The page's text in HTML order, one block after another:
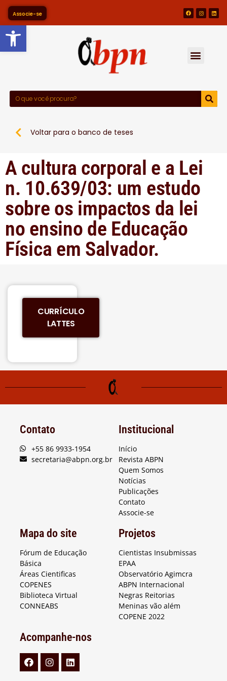
Barra de Ferramentas
Associe-se
Voltar para o banco de teses
A cultura corporal e a Lei
n. 10.639/03: um estudo
sobre os impactos da lei
no ensino de Educação
Física em Salvador.
CURRÍCULO
LATTES
Contato
+55 86 9933-1954
secretaria@abpn.org.br
Institucional
Início
Revista ABPN
Quem Somos
Notícias
Publicações
Contato
Associe-se
Mapa do site
Fórum de Educação
Básica
Áreas Cientificas
COPENES
Biblioteca Virtual
CONNEABS
Projetos
Cientistas Insubmissas
EPAA
Observatório Agimcra
ABPN Internacional
Negras Reitorias
Meninas vão além
COPENE 2022
Acompanhe-nos